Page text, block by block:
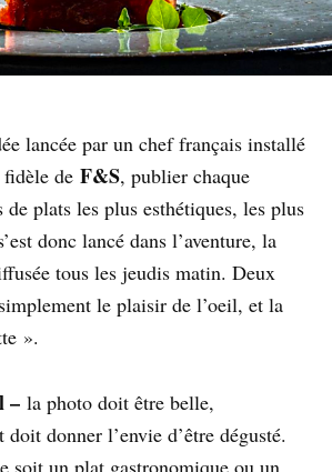
lancée par un chef français installé
de F&S, publier chaque
de plats les plus esthétiques, les plus
donc lancé dans l’aventure, la
tous les jeudis matin. Deux
le plaisir de l’oeil, et la
».
– la photo doit être belle,
donner l’envie d’être dégusté.
soit un plat gastronomique ou un